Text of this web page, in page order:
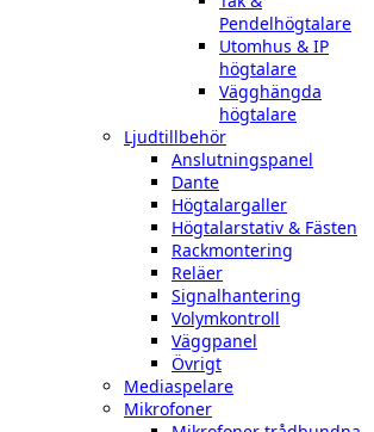
Pendelhögtalare
Utomhus & IP
högtalare
Vägghängda
högtalare
Ljudtillbehör
Anslutningspanel
Dante
Högtalargaller
Högtalarstativ & Fästen
Rackmontering
Reläer
Signalhantering
Volymkontroll
Väggpanel
Övrigt
Mediaspelare
Mikrofoner